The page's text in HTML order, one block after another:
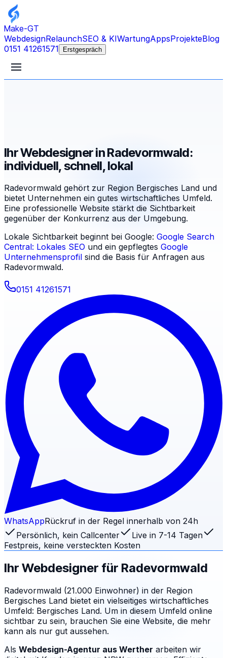
Make-GT
WebdesignRelaunchSEO & KIWartungAppsProjekteBlog
0151 41261571
Erstgespräch
Ihr Webdesigner in Radevormwald:
individuell, schnell, lokal
Radevormwald gehört zur Region Bergisches Land und
bietet Unternehmen ein gutes wirtschaftliches Umfeld.
Eine professionelle Website stärkt die Sichtbarkeit
gegenüber der Konkurrenz aus der Umgebung.
Lokale Sichtbarkeit beginnt bei Google: Google Search
Central: Lokales SEO und ein gepflegtes Google
Unternehmensprofil sind die Basis für Anfragen aus
Radevormwald.
0151 41261571
WhatsAppRückruf in der Regel innerhalb von 24h
Persönlich, kein Callcenter
Live in 7-14 Tagen
Festpreis, keine versteckten Kosten
Ihr Webdesigner für Radevormwald
Radevormwald (21.000 Einwohner) in der Region
Bergisches Land bietet ein vielseitiges wirtschaftliches
Umfeld: Bergisches Land. Um in diesem Umfeld online
sichtbar zu sein, brauchen Sie eine Website, die mehr
kann als nur gut aussehen.
Als Webdesign-Agentur aus Werther arbeiten wir